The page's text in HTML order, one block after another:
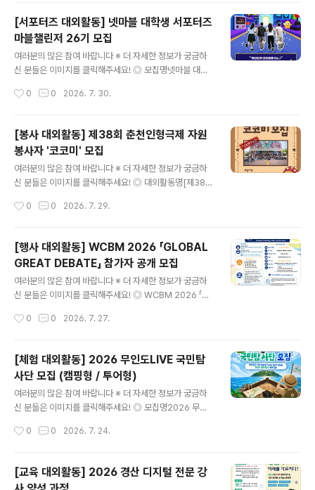
관심이 많은 사람Seagate 또는 LaCie 제품의 매력을 직
접 경험해 보고 싶은 사람제품 체험 후 자신만의 콘텐츠를
제작할 수 있는 사람 ◎ 활동내용오프라인 행사를 통한 브
랜드 및 서포터즈 네트워크 형성하기최신 Seagate·LaCi
e 스토리지 제품을 직접 체험해 보기체험한 제품을 바탕으
며, 콘텐츠는 영상 또는 사진 형태로 자유롭게 제작개인 S
[서포터즈 대외활동] 넷마블 대학생 서포터즈
마블챌린저 26기 모집
여러분의 많은 참여 바랍니다 ※ 더 자세한 정보가 궁금하
신 분들은 이미지를 클릭해주세요! ◎ 모집명넷마블 대학
라인 PR/뉴미디어 기획 및 실행- 게임 리뷰 및 최신 트렌드
넷마블 사옥 지타워 방문 및 정기 활동 진행 (*시간표 조정
필수) ◎ 지원방법넷마블 공식 채용 홈페이지에서 지원'채
용공고' 탭> 마블챌린저 26기 모집 공고 ◎ 모집대상대학
생이면 누구나 (휴학생 가능/ 졸업생 불가) ◎ 서류접수20
26년 8월 10일 오후 2시까지 ◎ 활동기간2026년 9월
대(1회)- 수료증 발급(과정 수료시)- 매월 활동비 지급- 실
0 0 2026. 7. 30.
[봉사 대외활동] 제38회 춘천인형극제 자원
봉사자 '코코미' 모집
여러분의 많은 참여 바랍니다 ※ 더 자세한 정보가 궁금하
신 분들은 이미지를 클릭해주세요! ◎ 대외활동명[제38회
미(축제운영팀)- 공연팀 : 공연 및 퍼레이드 운영 지원·객석
로그램 운영 지원·박물관 전시 및 축제장 안내 등- 홍보팀 :
팝업스토어, 인포메이션 운영 지원·관객 안내·SNS 홍보 미
션 등통코미(통역코코미)- 해외 공연팀 및 델리게이터 통
역 업무 ◎ 모집대상축제 및 행사에 관심 있는 사람 누구
나!*성인 이상 ◎ 모집기간2026. 7. 9. (목) ~ 8. 9. (일) 2
접진행 (통코미 해당)2026. 8. 13.(목)..
0 0 2026. 7. 29.
[행사 대외활동] WCBM 2026 「GLOBAL
GREAT DEBATE」 참가자 공개 모집
여러분의 많은 참여 바랍니다 ※ 더 자세한 정보가 궁금하
신 분들은 이미지를 클릭해주세요! ◎ WCBM 2026 「GL
람과세계경영학회는 제7회 세계경영학술대회(WCBM 2
D)에서 AI 시대의 기술·윤리·경영과 인간의 미래를 함께 논
의할 국내외 발표자와 토론자를 모집합니다.GGD는 승패
를 가리는 경쟁형 토론이 아니라, 학계·산업계·공공기관·교
육계·비영리 분야의 전문가들이 서로 다른 관점과 경험을
공유하고 인간 중심의 미래경영 방향을 모색하는 국제 공
계경영학술대회(WCBM 2026)• GGD 진행일: 2026년
0 0 2026. 7. 27.
[체험 대외활동] 2026 무인도LIVE 국민탐
사단 모집 (캠핑형 / 투어형)
여러분의 많은 참여 바랍니다 ※ 더 자세한 정보가 궁금하
신 분들은 이미지를 클릭해주세요! ◎ 모집명2026 무인
2026. 7. 6.(월) 10:00 ~ 8. 3.(월) 10:00 ▪ 투어형(1차·
집대상대한민국 거주 일반인 누구나* 단, 미성년자의 경우
보호자 동행이 필요합니다. ◎ 체험기간 / 장소▪ (캠핑형 2
0 0 2026. 7. 24.
[교육 대외활동] 2026 경산 디지털 전문 강